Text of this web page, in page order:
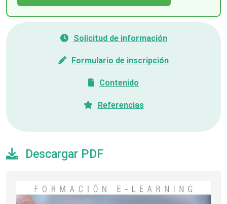
Solicitud de información
Formulario de inscripción
Contenido
Referencias
Descargar PDF